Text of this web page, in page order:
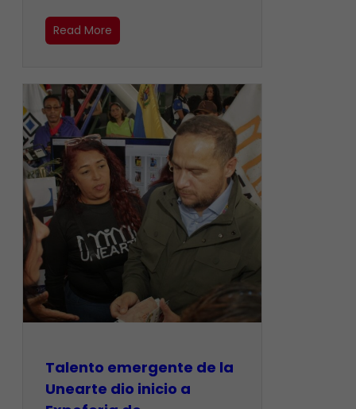
Read More
Talento emergente de la
Unearte dio inicio a